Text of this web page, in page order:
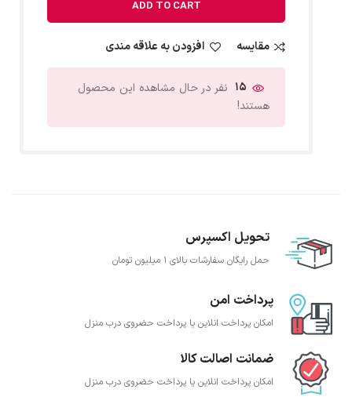
ADD TO CART
مقایسه افزودن به علاقه مندی
15 نفر در حال مشاهده این محصول
هستند!
تحویل اکسپرس
حمل رایگان سفارشات بالای 1 میلیون تومان
پرداخت امن
امکان پرداخت انلاین یا پرداخت حضروی درب منزل
ضمانت اصالت کالا
امکان پرداخت انلاین یا پرداخت حضروی درب منزل